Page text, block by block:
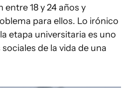
18 y 24 años y
para ellos. Lo irónico
etapa universitaria es uno
de la vida de una